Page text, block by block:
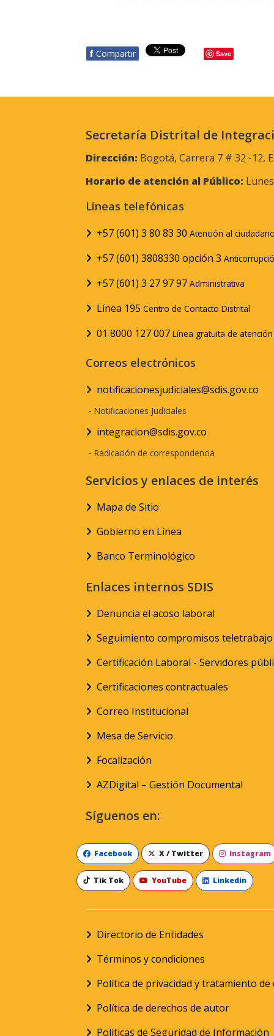
f Compartir Save
Secretaría Distrital de
Dirección: Bogotá, Carrera 7 # 32 -12,
Horario de atención al Público:
Líneas telefónicas
+57 (601) 3 80 83 30 Atención al
+57 (601) 3808330 opción 3
+57 (601) 3 27 97 97 Administrativa
Línea 195 Centro de Contacto Distrital
01 8000 127 007 Línea gratuita de
Correos electrónicos
notificacionesjudiciales@sdis.gov.co
- Notificaciones Judiciales
integracion@sdis.gov.co
- Radicación de correspondencia
Servicios y enlaces de interés
Mapa de Sitio
Gobierno en Línea
Banco Terminológico
Enlaces internos SDIS
Denuncia el acoso laboral
Seguimiento compromisos teletrabajo
Certificación Laboral - Servidores
Certificaciones contractuales
Correo Institucional
Mesa de Servicio
Focalización
AZDigital – Gestión Documental
Síguenos en:
Facebook X / Twitter Instagram
Tik Tok YouTube Linkedin
Directorio de Entidades
Términos y condiciones
Política de privacidad y tratamiento
Política de derechos de autor
Políticas de Seguridad de Información